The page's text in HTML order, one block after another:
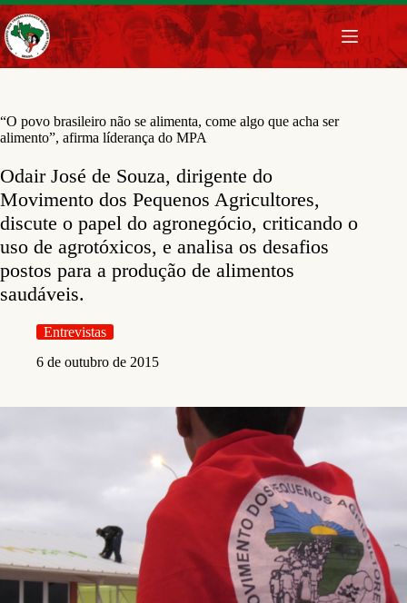
Pular
para
o
conteúdo
“O povo brasileiro não se alimenta, come algo que acha ser
alimento”, afirma líderança do MPA
Odair José de Souza, dirigente do
Movimento dos Pequenos Agricultores,
discute o papel do agronegócio, criticando o
uso de agrotóxicos, e analisa os desafios
postos para a produção de alimentos
saudáveis.
Entrevistas
6 de outubro de 2015